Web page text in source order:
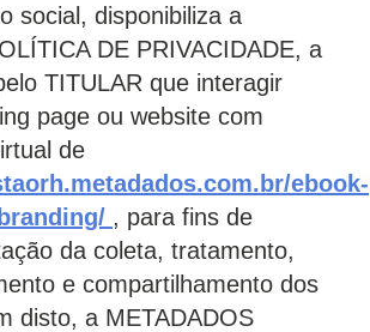
social, disponibiliza a
DE PRIVACIDADE, a
TITULAR que interagir
page ou website com
de
ebook-
, para fins de
da coleta, tratamento,
e compartilhamento dos
disto, a METADADOS